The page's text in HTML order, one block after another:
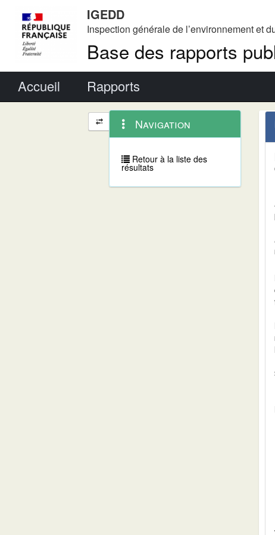
IGEDD
Inspection générale de l’environnement et
Base des rapports
Accueil Rapports
Navigation
et
outils
annexes
contextuel
Navigation
Retour à la liste des
résultats